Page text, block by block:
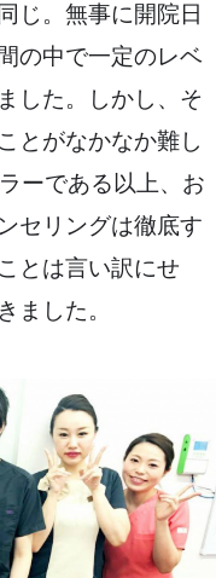
じ。無事に開院日
の中で一定のレベ
した。しかし、そ
とがなかなか難し
ーである以上、お
セリングは徹底す
とは言い訳にせ
ました。